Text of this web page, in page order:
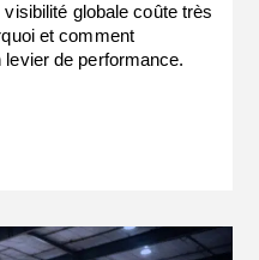
globale coûte très
et comment
de performance.